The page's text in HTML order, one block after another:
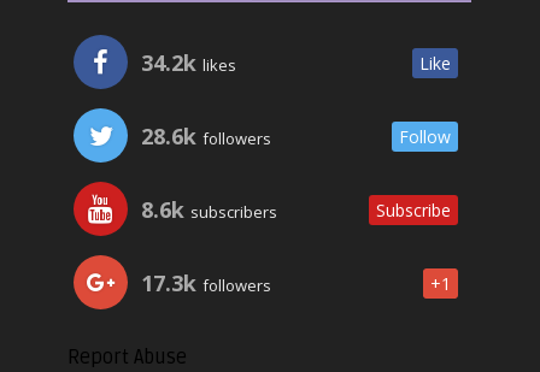
34.2k likes Like
28.6k followers Follow
8.6k subscribers Subscribe
17.3k followers +1
Report Abuse